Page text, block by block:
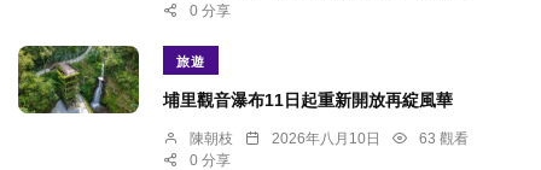
0 分享
旅遊
埔里觀音瀑布11日起重新開放再綻風華
陳朝枝 2026年八月10日
63 觀看
0 分享